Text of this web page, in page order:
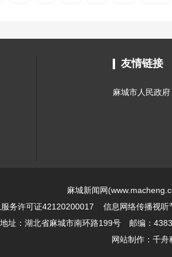
友情链接
麻城市人民政府
麻城新闻网
务许可证42120200017
信息网络传播视
址：湖北省麻城市南环路199号 邮编：
网站制作： 千舟